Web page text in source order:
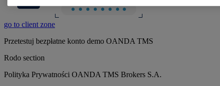
go to client zone
Przetestuj bezpłatne konto demo OANDA TMS
Rodo section
Polityka Prywatności OANDA TMS Brokers S.A.